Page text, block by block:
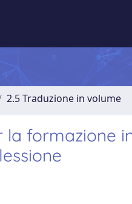
2.5 Traduzione in volume
la formazione